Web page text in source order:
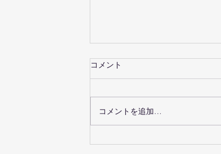
コメント
コメントを追加…